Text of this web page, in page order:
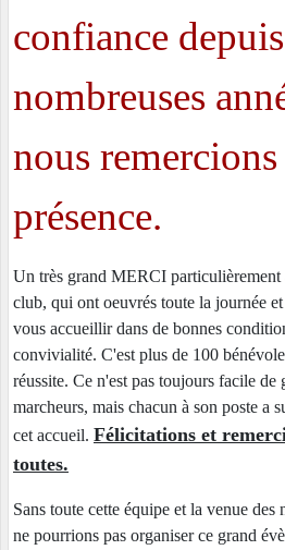
confiance
nombreuses
nous
présence.
Un très grand MERCI particulièrement
club, qui ont oeuvrés toute la journée
vous accueillir dans de bonnes
convivialité. C'est plus de 100
réussite. Ce n'est pas toujours facile de
marcheurs, mais chacun à son poste a
cet accueil. Félicitations et
toutes.
Sans toute cette équipe et la venue
ne pourrions pas organiser ce grand